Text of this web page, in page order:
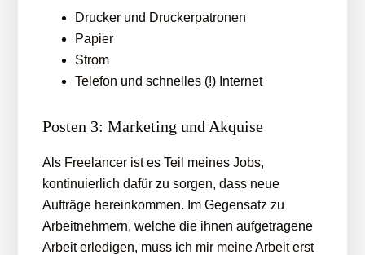
Drucker und Druckerpatronen
Papier
Strom
Telefon und schnelles (!) Internet
Posten 3: Marketing und Akquise
Als Freelancer ist es Teil meines Jobs,
kontinuierlich dafür zu sorgen, dass neue
Aufträge hereinkommen. Im Gegensatz zu
Arbeitnehmern, welche die ihnen aufgetragene
Arbeit erledigen, muss ich mir meine Arbeit erst